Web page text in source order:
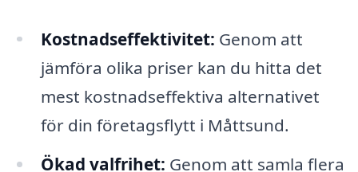
Kostnadseffektivitet: Genom att
jämföra olika priser kan du hitta det
mest kostnadseffektiva alternativet
för din företagsflytt i Måttsund.
Ökad valfrihet: Genom att samla flera